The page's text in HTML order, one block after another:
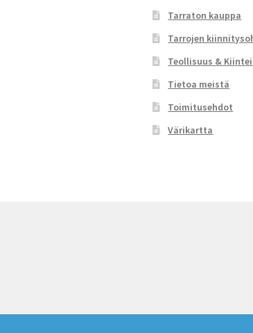
Tarraton kauppa
Tarrojen
Teollisuus &
Tietoa meistä
Toimitusehdot
Värikartta